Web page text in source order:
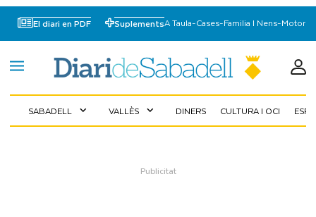
El diari en PDF SuplementsA Taula-Cases-Familia I Nens-Motor
SABADELL expand_more VALLÈS expand_more DINERS CULTURA I OCI